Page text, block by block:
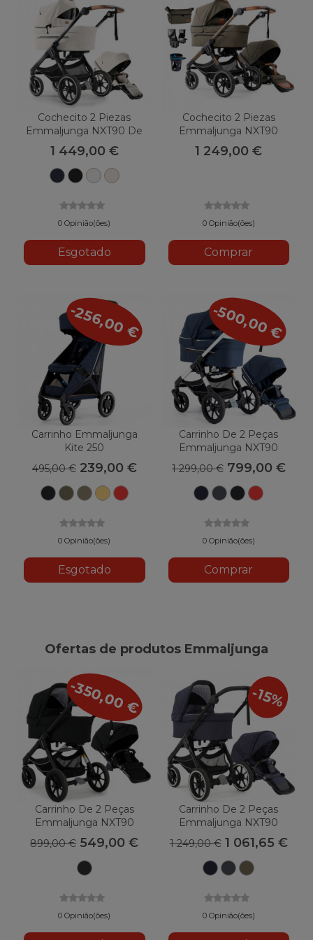
Cochecito 2 Piezas
Emmaljunga NXT90 De
Luxe
1 449,00 €
AzulCristalBranco
Leath
Areia
Leath
0 Opinião(ões)
Esgotado
Cochecito 2 Piezas
Emmaljunga NXT90
Edición Especial Olive
1 249,00 €
0 Opinião(ões)
Comprar
Carrinho Emmaljunga
Kite 250
495,00 € 239,00 €
Outdoor
Azeitona
ar
Bege
ar
Pôr-
sol
Vermelho
0 Opinião(ões)
Esgotado
-256,00 €
Carrinho De 2 Peças
Emmaljunga NXT90
1 299,00 € 799,00 €
Lounge
LoungeOutdoor
0 Opinião(ões)
Comprar
-500,00 €
Ofertas de produtos Emmaljunga
Carrinho De 2 Peças
Emmaljunga NXT90
Classic
899,00 € 549,00 €
Preto
0 Opinião(ões)
-350,00 €
Carrinho De 2 Peças
Emmaljunga NXT90
2022
1 249,00 € 1 061,65 €
LoungeLoungeAzeitona
ar
livre
0 Opinião(ões)
-15%